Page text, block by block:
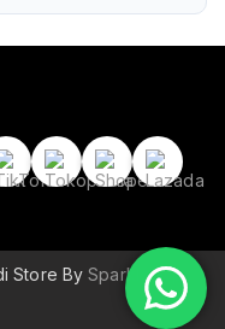
Store BySparkle Wp